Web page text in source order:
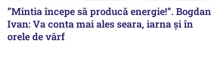
”Mintia începe să producă energie!”. Bogdan
Ivan: Va conta mai ales seara, iarna și în
orele de vârf